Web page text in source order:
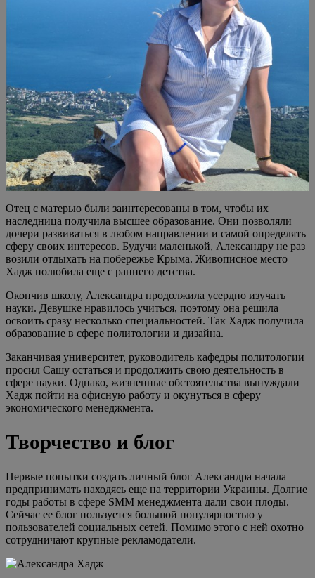
Отец с матерью были заинтересованы в том, чтобы их
наследница получила высшее образование. Они позволяли
дочери развиваться в любом направлении и самой определять
сферу своих интересов. Будучи маленькой, Александру не раз
возили отдыхать на побережье Крыма. Живописное место
Хадж полюбила еще с раннего детства.
Окончив школу, Александра продолжила усердно изучать
науки. Девушке нравилось учиться, поэтому она решила
освоить сразу несколько специальностей. Так Хадж получила
образование в сфере политологии и дизайна.
Заканчивая университет, руководитель кафедры политологии
просил Сашу остаться и продолжить свою деятельность в
сфере науки. Однако, жизненные обстоятельства вынуждали
Хадж пойти на офисную работу и окунуться в сферу
экономического менеджмента.
Творчество и блог
Первые попытки создать личный блог Александра начала
предпринимать находясь еще на территории Украины. Долгие
годы работы в сфере SMM менеджмента дали свои плоды.
Сейчас ее блог пользуется большой популярностью у
пользователей социальных сетей. Помимо этого с ней охотно
сотрудничают крупные рекламодатели.